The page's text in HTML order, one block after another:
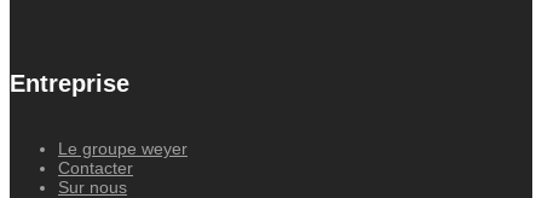
Entreprise
Le groupe weyer
Contacter
Sur nous